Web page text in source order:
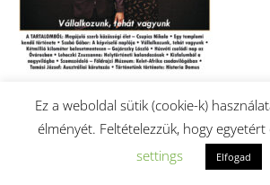
2022. áprilisi szám letöltése (PDF).
Ez a weboldal sütik (cookie-k)
élményét. Feltételezzük, hogy egyetért
settings
Elfogad